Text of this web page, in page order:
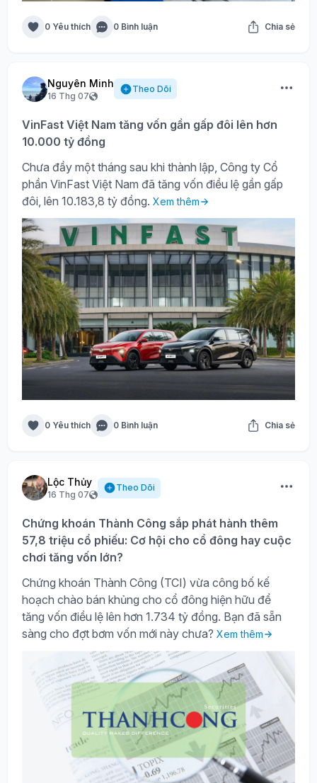
0 Yêu thích 0 Bình luận Chia sẻ
Nguyên Minh
16 Thg 07
Theo Dõi
VinFast Việt Nam tăng vốn gần gấp đôi lên hơn
10.000 tỷ đồng
Chưa đầy một tháng sau khi thành lập, Công ty Cổ
phần VinFast Việt Nam đã tăng vốn điều lệ gần gấp
đôi, lên 10.183,8 tỷ đồng. Xem thêm
0 Yêu thích 0 Bình luận Chia sẻ
Lộc Thủy
16 Thg 07
Theo Dõi
Chứng khoán Thành Công sắp phát hành thêm
57,8 triệu cổ phiếu: Cơ hội cho cổ đông hay cuộc
chơi tăng vốn lớn?
Chứng khoán Thành Công (TCI) vừa công bố kế
hoạch chào bán khủng cho cổ đông hiện hữu để
tăng vốn điều lệ lên hơn 1.734 tỷ đồng. Bạn đã sẵn
sàng cho đợt bơm vốn mới này chưa? Xem thêm